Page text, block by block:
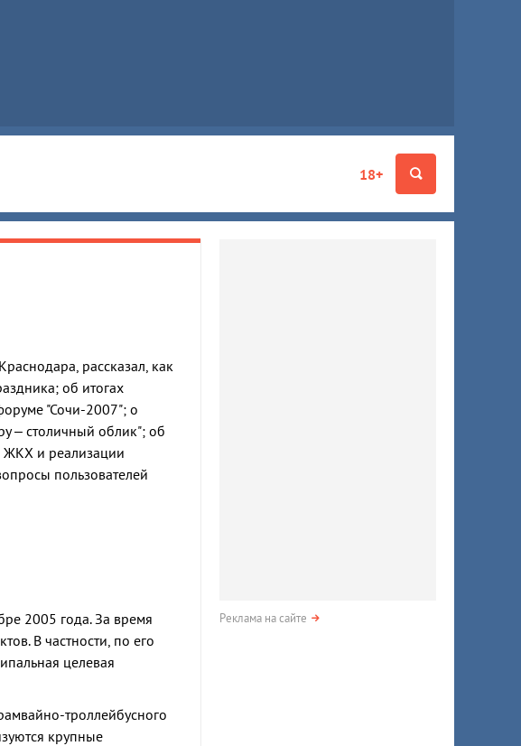
18+
рассказал, как
об итогах
"Сочи-2007"; о
– столичный облик"; об
и реализации
пользователей
2005 года. За время
В частности, по его
целевая
троллейбусного
крупные
Реклама на сайте